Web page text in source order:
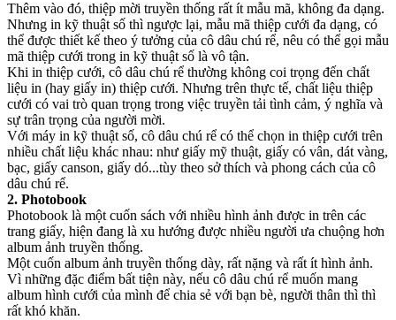
Thêm vào đó, thiệp mời truyền thống rất ít mẫu mã, không đa dạng.
Nhưng in kỹ thuật số thì ngược lại, mẫu mã thiệp cưới đa dạng, có
thể được thiết kế theo ý tưởng của cô dâu chú rể, nêu có thể gọi mẫu
mã thiệp cưới trong in kỹ thuật số là vô tận.
Khi in thiệp cưới, cô dâu chú rể thường không coi trọng đến chất
liệu in (hay giấy in) thiệp cưới. Nhưng trên thực tế, chất liệu thiệp
cưới có vai trò quan trọng trong việc truyền tải tình cảm, ý nghĩa và
sự trân trọng của người mời.
Với máy in kỹ thuật số, cô dâu chú rể có thể chọn in thiệp cưới trên
nhiều chất liệu khác nhau: như giấy mỹ thuật, giấy có vân, dát vàng,
bạc, giấy canson, giấy dó...tùy theo sở thích và phong cách của cô
dâu chú rể.
2. Photobook
Photobook là một cuốn sách với nhiều hình ảnh được in trên các
trang giấy, hiện đang là xu hướng được nhiều người ưa chuộng hơn
album ảnh truyền thống.
Một cuốn album ảnh truyền thống dày, rất nặng và rất ít hình ảnh.
Vì những đặc điểm bất tiện này, nếu cô dâu chú rể muốn mang
album hình cưới của mình để chia sẻ với bạn bè, người thân thì thì
rất khó khăn.